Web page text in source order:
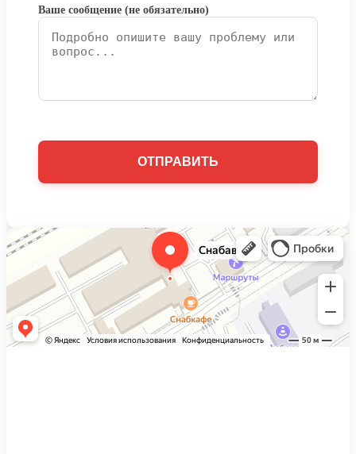
Ваше сообщение (не обязательно)